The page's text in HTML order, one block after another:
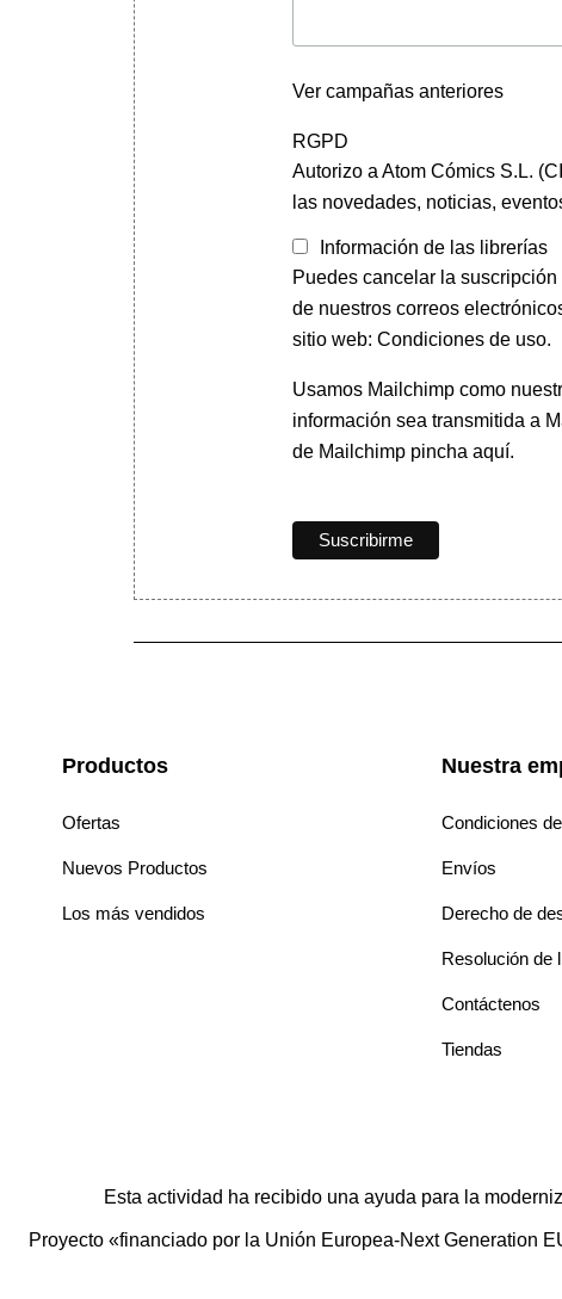
Ver campañas anteriores
RGPD
Autorizo a Atom Cómics S.L.
las novedades, noticias,
Información de las librerías
Puedes cancelar la
de nuestros correos
sitio web: Condiciones de uso.
Usamos Mailchimp como
información sea transmitida a
de Mailchimp pincha aquí.
Productos
Ofertas
Nuevos Productos
Los más vendidos
Nuestra
Condiciones
Envíos
Derecho de
Resolución de
Contáctenos
Tiendas
Esta actividad ha recibido una ayuda para la
Proyecto «financiado por la Unión Europea-Next Generation